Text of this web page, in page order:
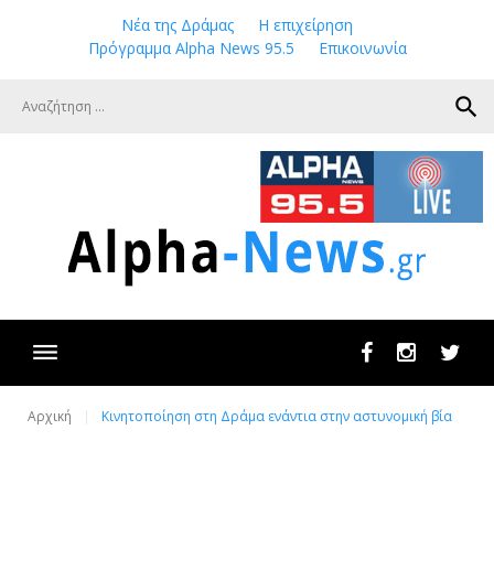
Νέα της Δράμας
Η επιχείρηση
Πρόγραμμα Alpha News 95.5
Επικοινωνία
search
FacebookInstagram
Αρχική Κινητοποίηση στη Δράμα ενάντια στην αστυνομική βία